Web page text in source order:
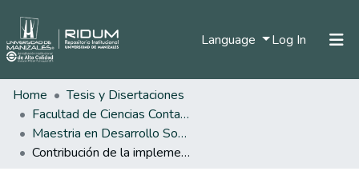
Language Log In (current)
Home
Tesis y Disertaciones
Facultad de Ciencias Contables Económicas y Administrativas
Maestria en Desarrollo Sostenible y Medio Ambiente
Contribución de la implementación de la certificación FAIRMINED al logro de los objetivos de desarrollo sostenible a 2030: estudio de caso “minerales Cuatín”, municipio de La Llanada – departamento de Nariño.